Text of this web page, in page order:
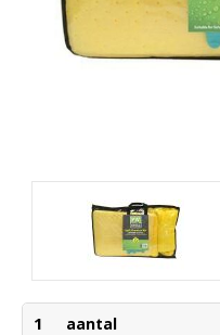
1 aantal